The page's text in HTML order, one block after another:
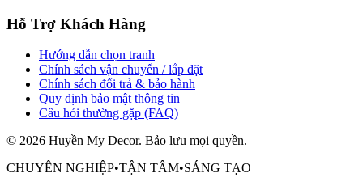
Hỗ Trợ Khách Hàng
Hướng dẫn chọn tranh
Chính sách vận chuyển / lắp đặt
Chính sách đổi trả & bảo hành
Quy định bảo mật thông tin
Câu hỏi thường gặp (FAQ)
© 2026 Huyền My Decor. Bảo lưu mọi quyền.
CHUYÊN NGHIỆP•TẬN TÂM•SÁNG TẠO